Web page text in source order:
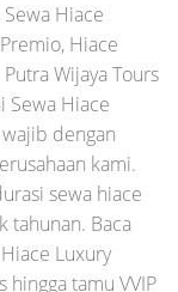
Hiace
Hiace
Wijaya Tours
Sewa Hiace
dengan
kami.
sewa hiace
tahunan. Baca
Luxury
hingga tamu VVIP